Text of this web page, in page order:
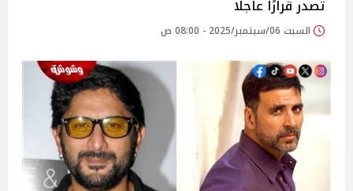
تُصدر قرارًا عاجلًا
السبت 06/سبتمبر/2025 - 08:00 ص